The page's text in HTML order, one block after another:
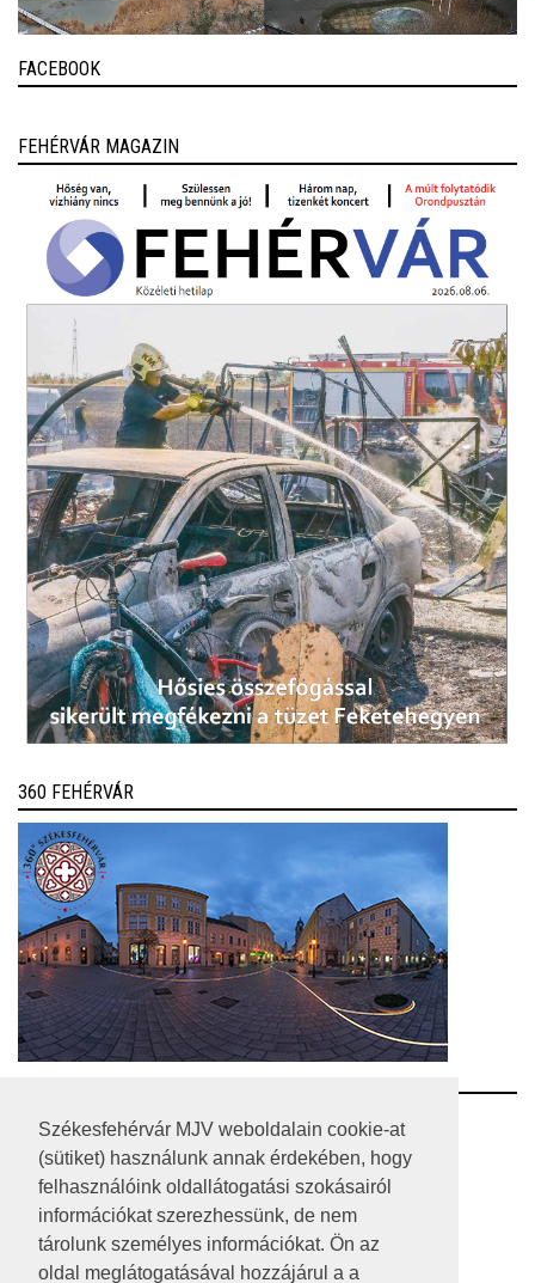
Székesfehérvár MJV weboldalain cookie-at
(sütiket) használunk annak érdekében, hogy
felhasználóink oldallátogatási szokásairól
információkat szerezhessünk, de nem
tárolunk személyes információkat. Ön az
oldal meglátogatásával hozzájárul a a
FACEBOOK
FEHÉRVÁR MAGAZIN
360 FEHÉRVÁR
RSS
A HONLAP 2017.03.31-I ÁLLAPOTA
JOGI NYILATKOZAT
IMPRESSZUM